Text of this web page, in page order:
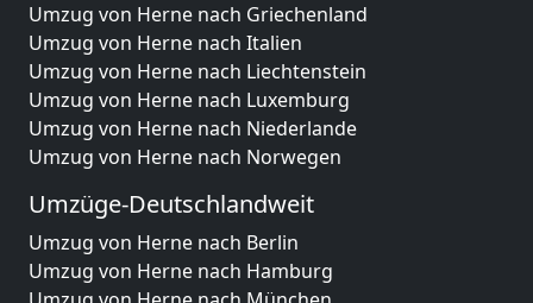
Umzug von Herne nach Griechenland
Umzug von Herne nach Italien
Umzug von Herne nach Liechtenstein
Umzug von Herne nach Luxemburg
Umzug von Herne nach Niederlande
Umzug von Herne nach Norwegen
Umzüge-Deutschlandweit
Umzug von Herne nach Berlin
Umzug von Herne nach Hamburg